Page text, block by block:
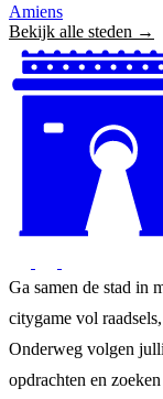
Amiens
Bekijk alle steden →
Ga samen de stad in
citygame vol
Onderweg volgen
opdrachten en